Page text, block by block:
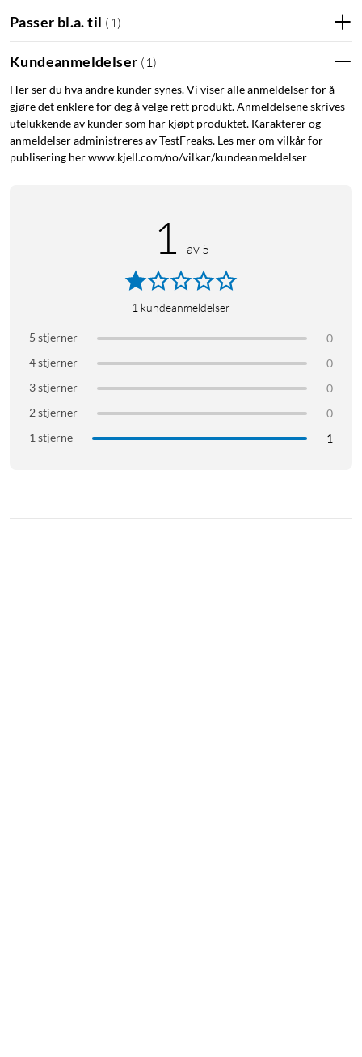
Karbondioksidutslipp: 0,102 kg CO2
Vekt: 20 g
Beskyttelsesnivå iPhone 16-serien: 3 m fallbeskyttelse
MagSafe-kompatibelt: Ja, med MagSafe ring (selges separat)
Materiale: Laget av gjenstående produksjonsmateriale,
gjenvunnet glass fra skoler og gjenvunnede godteribokser fra
Sverige
Materialkilde og produksjonsland: Sverige
End of life: Kan gjenvinnes, les mer om agood loop
Passer bl.a. til ( 1 )
Kundeanmeldelser ( 1 )
Her ser du hva andre kunder synes. Vi viser alle anmeldelser for å
gjøre det enklere for deg å velge rett produkt. Anmeldelsene skrives
utelukkende av kunder som har kjøpt produktet. Karakterer og
anmeldelser administreres av TestFreaks. Les mer om vilkår for
publisering her www.kjell.com/no/vilkar/kundeanmeldelser
1 av 5
1 kundeanmeldelser
5 stjerner
0
4 stjerner
0
3 stjerner
0
2 stjerner
0
1 stjerne
1